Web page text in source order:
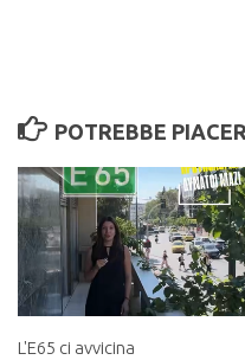
POTREBBE
L'E65 ci avvicina